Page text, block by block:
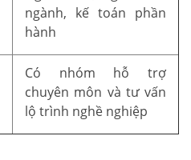
ngành, kế toán phần
hành
Có nhóm hỗ trợ
chuyên môn và tư vấn
lộ trình nghề nghiệp